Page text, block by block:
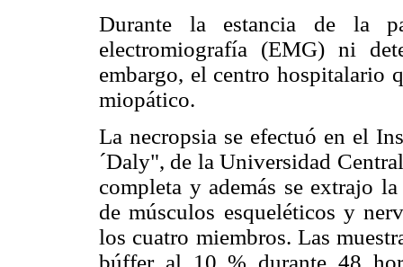
Durante la estancia de la
electromiografía (EMG) ni
embargo, el centro
miopático.
La necropsia se efectuó en el
´Daly", de la Universidad
completa y además se extrajo
de músculos esqueléticos y
los cuatro miembros. Las